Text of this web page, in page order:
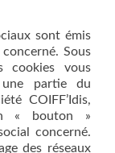
sont émis
Sous
cookies vous
une partie du
COIFF’Idis,
« bouton »
concerné.
des réseaux